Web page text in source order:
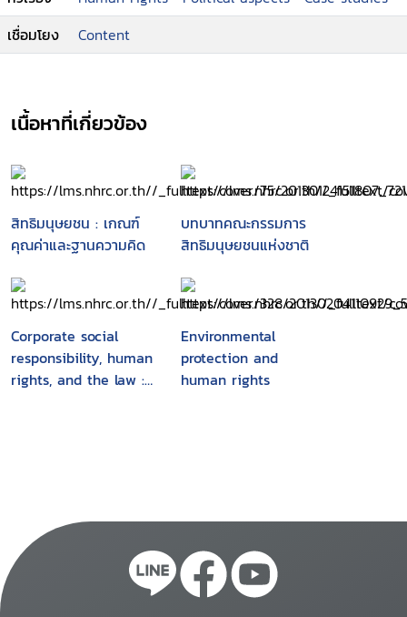
culture; elsewhere, rights enforcement leads to
further human rights violations. And in some
countries, offending regimes use human rights
our haste to identify every ideal as a
that even the most important
protections―such as that against
torture―become negotiable. In clear,
persuasive prose, Ford explores cases ranging
from food distribution to the poor in India to
sex work in Japan, illustrating how a rights-
based approach to these problems often
pragmatic politics of cost weighing,
compromise, and collective action. The bad
news is that improving lives worldwide isnt as
เชื่อมโยง
Content
เนื้อหาที่เกี่ยวข้อง
สิทธิมนุษยชน : เกณฑ์
คุณค่าและฐานความคิด
บทบาทคณะกรรมการ
สิทธิมนุษยชนแห่งชาติ
Corporate social
responsibility, human
rights, and the law :
Environmental
protection and
human rights